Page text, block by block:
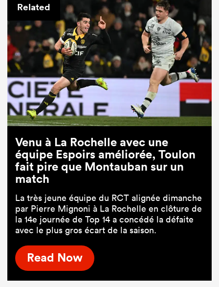
Related
Venu à La Rochelle avec une
équipe Espoirs améliorée, Toulon
fait pire que Montauban sur un
match
La très jeune équipe du RCT alignée dimanche
par Pierre Mignoni à La Rochelle en clôture de
la 14e journée de Top 14 a concédé la défaite
avec le plus gros écart de la saison.
Read Now